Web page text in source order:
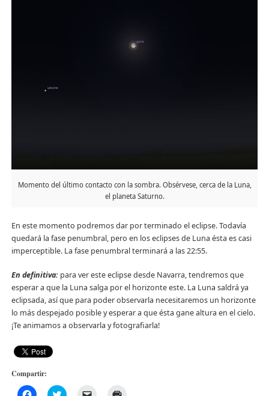
Momento del último contacto con la sombra. Obsérvese, cerca de la Luna,
el planeta Saturno.
En este momento podremos dar por terminado el eclipse. Todavía
quedará la fase penumbral, pero en los eclipses de Luna ésta es casi
imperceptible. La fase penumbral terminará a las 22:55.
En definitiva:para ver este eclipse desde Navarra, tendremos que
esperar a que la Luna salga por el horizonte este. La Luna saldrá ya
eclipsada, así que para poder observarla necesitaremos un horizonte
lo más despejado posible y esperar a que ésta gane altura en el cielo.
¡Te animamos a observarla y fotografiarla!
Compartir:
Haz Haz